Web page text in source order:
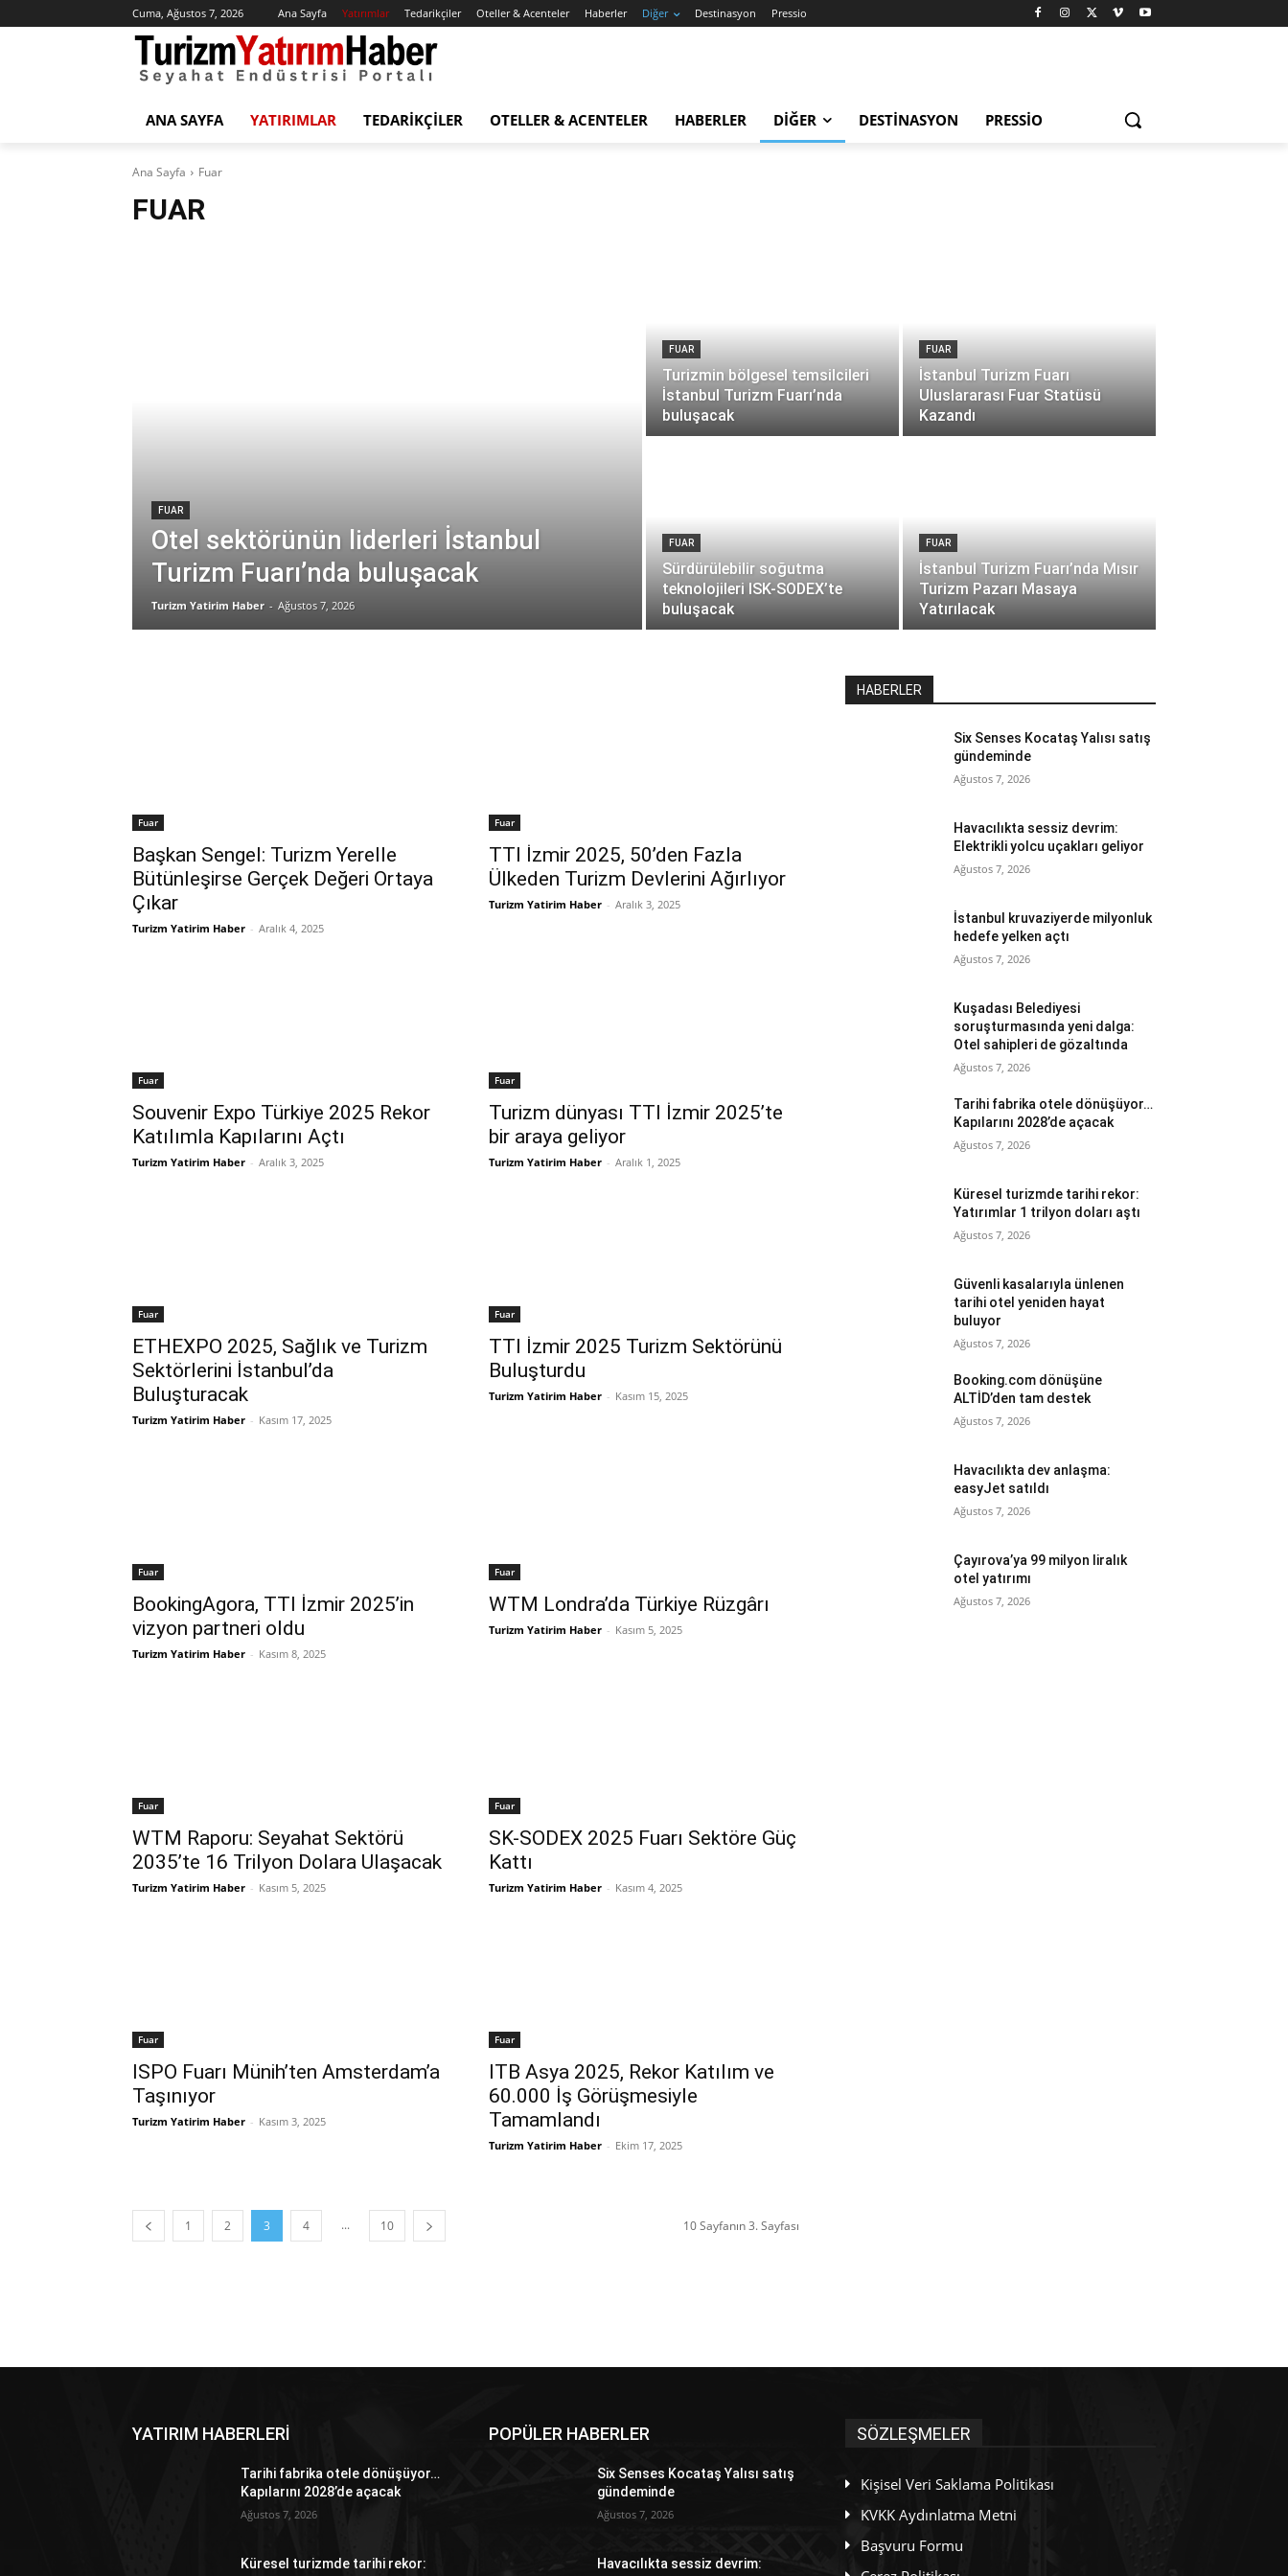
Cuma, Ağustos 7, 2026 Ana Sayfa Yatırımlar Tedarikçiler Oteller & Acenteler Haberler Diğer Destinasyon Pressio
ANA SAYFA YATIRIMLAR TEDARIKÇILER OTELLER & ACENTELER HABERLER DIĞER DESTINASYON PRESSIO
Ana Sayfa Fuar
FUAR
FUAR
Otel sektörünün liderleri İstanbul
Turizm Fuarı’nda buluşacak
Turizm Yatirim Haber - Ağustos 7, 2026
FUAR
Turizmin bölgesel temsilcileri
İstanbul Turizm Fuarı’nda
buluşacak
FUAR
İstanbul Turizm Fuarı
Uluslararası Fuar Statüsü
Kazandı
FUAR
Sürdürülebilir soğutma
teknolojileri ISK-SODEX’te
buluşacak
FUAR
İstanbul Turizm Fuarı’nda Mısır
Turizm Pazarı Masaya
Yatırılacak
Fuar
Başkan Sengel: Turizm Yerelle
Bütünleşirse Gerçek Değeri Ortaya
Çıkar
Turizm Yatirim Haber - Aralık 4, 2025
Fuar
TTI İzmir 2025, 50’den Fazla
Ülkeden Turizm Devlerini Ağırlıyor
Turizm Yatirim Haber - Aralık 3, 2025
Fuar
Souvenir Expo Türkiye 2025 Rekor
Katılımla Kapılarını Açtı
Turizm Yatirim Haber - Aralık 3, 2025
Fuar
Turizm dünyası TTI İzmir 2025’te
bir araya geliyor
Turizm Yatirim Haber - Aralık 1, 2025
Fuar
ETHEXPO 2025, Sağlık ve Turizm
Sektörlerini İstanbul’da
Buluşturacak
Turizm Yatirim Haber - Kasım 17, 2025
Fuar
TTI İzmir 2025 Turizm Sektörünü
Buluşturdu
Turizm Yatirim Haber - Kasım 15, 2025
Fuar
BookingAgora, TTI İzmir 2025’in
vizyon partneri oldu
Turizm Yatirim Haber - Kasım 8, 2025
Fuar
WTM Londra’da Türkiye Rüzgârı
Turizm Yatirim Haber - Kasım 5, 2025
Fuar
WTM Raporu: Seyahat Sektörü
2035’te 16 Trilyon Dolara Ulaşacak
Turizm Yatirim Haber - Kasım 5, 2025
Fuar
SK-SODEX 2025 Fuarı Sektöre Güç
Kattı
Turizm Yatirim Haber - Kasım 4, 2025
Fuar
ISPO Fuarı Münih’ten Amsterdam’a
Taşınıyor
Turizm Yatirim Haber - Kasım 3, 2025
Fuar
ITB Asya 2025, Rekor Katılım ve
60.000 İş Görüşmesiyle
Tamamlandı
Turizm Yatirim Haber - Ekim 17, 2025
1 2 3 4 ... 10 10 Sayfanın 3. Sayfası
HABERLER
Six Senses Kocataş Yalısı satış
gündeminde
Ağustos 7, 2026
Havacılıkta sessiz devrim:
Elektrikli yolcu uçakları geliyor
Ağustos 7, 2026
İstanbul kruvaziyerde milyonluk
hedefe yelken açtı
Ağustos 7, 2026
Kuşadası Belediyesi
soruşturmasında yeni dalga:
Otel sahipleri de gözaltında
Ağustos 7, 2026
Tarihi fabrika otele dönüşüyor…
Kapılarını 2028’de açacak
Ağustos 7, 2026
Küresel turizmde tarihi rekor:
Yatırımlar 1 trilyon doları aştı
Ağustos 7, 2026
Güvenli kasalarıyla ünlenen
tarihi otel yeniden hayat
buluyor
Ağustos 7, 2026
Booking.com dönüşüne
ALTİD’den tam destek
Ağustos 7, 2026
Havacılıkta dev anlaşma:
easyJet satıldı
Ağustos 7, 2026
Çayırova’ya 99 milyon liralık
otel yatırımı
Ağustos 7, 2026
YATIRIM HABERLERİ
Tarihi fabrika otele dönüşüyor…
Kapılarını 2028’de açacak
Ağustos 7, 2026
Küresel turizmde tarihi rekor:
POPÜLER HABERLER
Six Senses Kocataş Yalısı satış
gündeminde
Ağustos 7, 2026
Havacılıkta sessiz devrim:
SÖZLEŞMELER
Kişisel Veri Saklama Politikası
KVKK Aydınlatma Metni
Başvuru Formu